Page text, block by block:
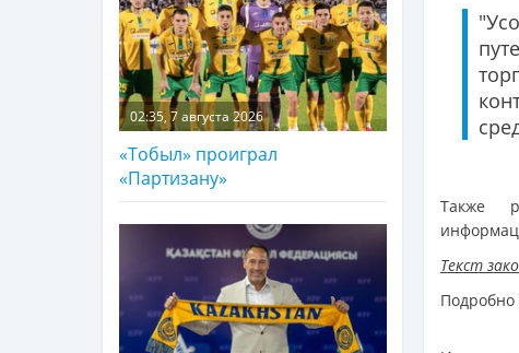
Также
Текст
Подробно
02:35, 7 августа 2026
«Тобыл» проиграл
«Партизану»